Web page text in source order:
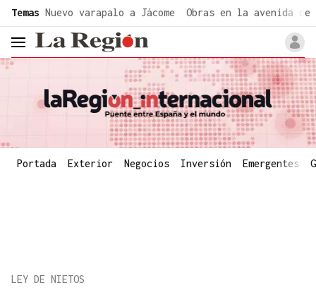
Temas Nuevo varapalo a Jácome Obras en la avenida de
header.menu.open
Portada Exterior Negocios Inversión Emergentes
LEY DE NIETOS